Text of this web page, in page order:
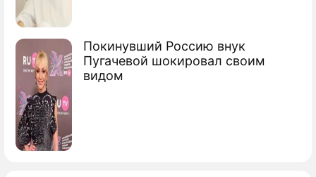
Покинувший Россию внук
Пугачевой шокировал своим
видом